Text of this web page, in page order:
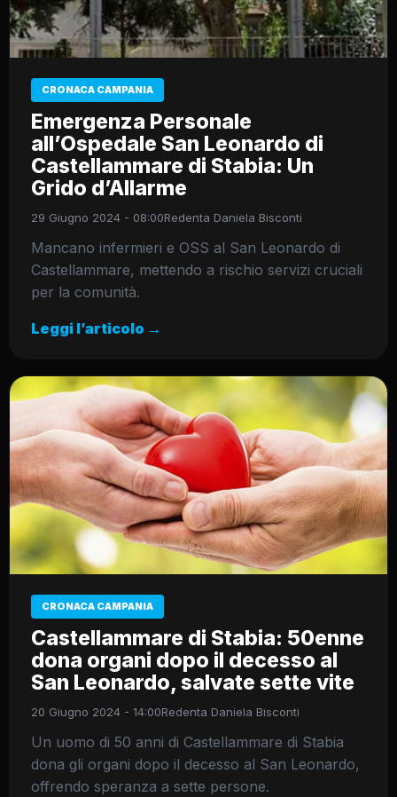
CRONACA CAMPANIA
Emergenza Personale
all’Ospedale San Leonardo di
Castellammare di Stabia: Un
Grido d’Allarme
29 Giugno 2024 - 08:00Redenta Daniela Bisconti
Mancano infermieri e OSS al San Leonardo di
Castellammare, mettendo a rischio servizi cruciali
per la comunità.
Leggi l’articolo →
CRONACA CAMPANIA
Castellammare di Stabia: 50enne
dona organi dopo il decesso al
San Leonardo, salvate sette vite
20 Giugno 2024 - 14:00Redenta Daniela Bisconti
Un uomo di 50 anni di Castellammare di Stabia
dona gli organi dopo il decesso al San Leonardo,
offrendo speranza a sette persone.